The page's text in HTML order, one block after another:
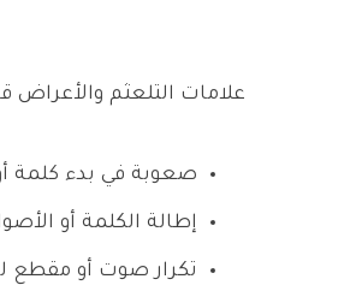
علامات التلعثم
صعوبة في بدء كلمة
إطالة الكلمة أو
تكرار صوت أو مقطع